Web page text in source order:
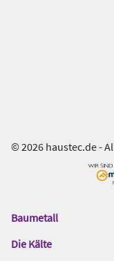
© 2026 haustec.de -
Das
Gentner
Baumetall
Die Kälte